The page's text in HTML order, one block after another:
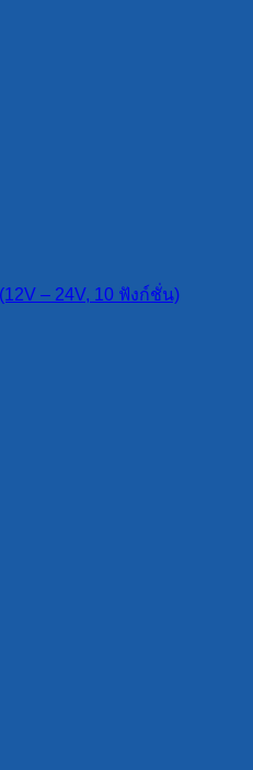
– 24V, 10 ฟังก์ชั่น)